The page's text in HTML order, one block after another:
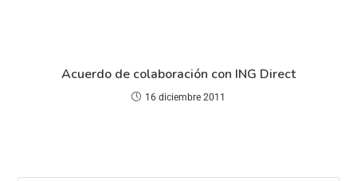
Acuerdo de colaboración con ING Direct
16 diciembre 2011